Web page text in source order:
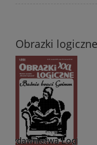
Obrazki